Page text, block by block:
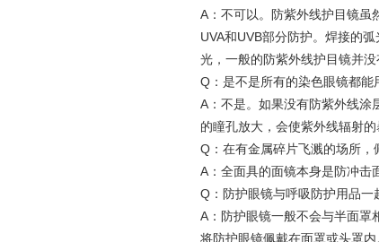
A：不可以。防紫外线护目镜虽
UVA和UVB部分防护。焊接的
光，一般的防紫外线护目镜并
Q：是不是所有的染色眼镜都能
A：不是。如果没有防紫外线涂
的瞳孔放大，会使紫外线辐射
Q：在有金属碎片飞溅的场所，
A：全面具的面镜本身是防冲击
Q：防护眼镜与呼吸防护用品一
A：防护眼镜一般不会与半面罩
将防护眼镜佩戴在面罩或头罩内